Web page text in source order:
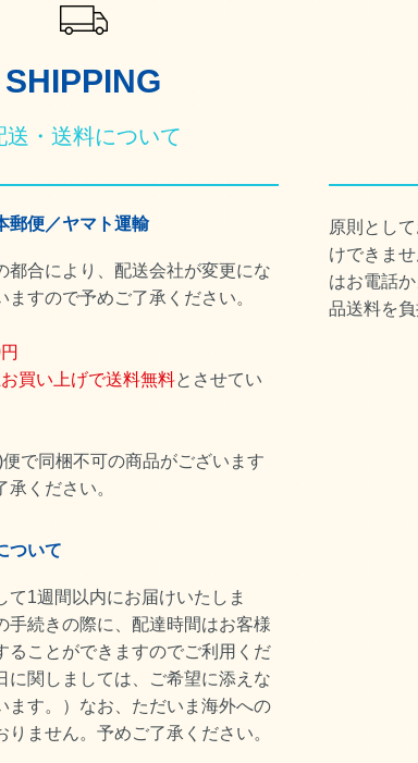
SHIPPING
送・送料について
郵便／ヤマト運輸
都合により、配送会社が変更にな
ますので予めご了承ください。
買い上げで送料無料とさせてい
で同梱不可の商品がございます
ください。
ついて
て1週間以内にお届けいたしま
手続きの際に、配達時間はお客様
ることができますのでご利用くだ
に関しましては、ご希望に添えな
ます。）なお、ただいま海外への
りません。予めご了承ください。
原則とし
けできま
はお電話
品送料を負